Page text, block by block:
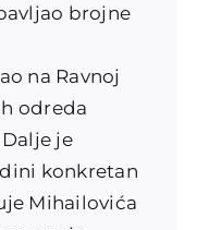
brojne
na Ravnoj
odreda
je
konkretan
Mihailovića